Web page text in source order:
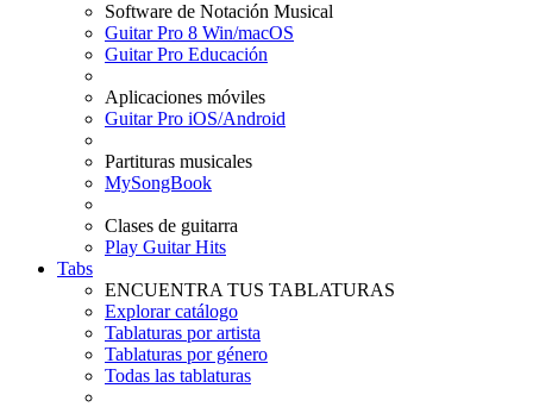
Software de Notación Musical
Guitar Pro 8 Win/macOS
Guitar Pro Educación
Aplicaciones móviles
Guitar Pro iOS/Android
Partituras musicales
MySongBook
Clases de guitarra
Play Guitar Hits
Tabs
ENCUENTRA TUS TABLATURAS
Explorar catálogo
Tablaturas por artista
Tablaturas por género
Todas las tablaturas